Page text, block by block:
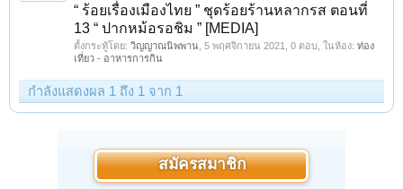
“ ร้อยเรื่องเมืองไทย ” ชุดร้อยร้านหลากรส ตอนที่
13 “ ปากหม้อรอชิม ” [MEDIA]
ตั้งกระทู้โดย: วิญญาณนิพพาน 5 พฤศจิกายน 2021 , 0 ตอบ, ในห้อง: ท่อง
เที่ยว - อาหารการกิน
กำลังแสดงผล 1 ถึง 1 จาก 1
สมัครสมาชิก